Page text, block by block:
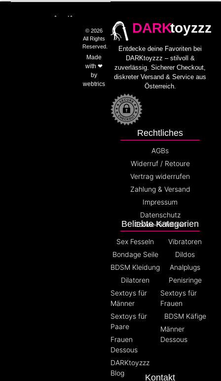
DARKtoyzzz
Entdecke deine Favoriten bei
DARKtoyzzz – stilvoll &
zuverlässig. Sicherer Checkout,
diskreter Versand & Service aus
Österreich.
Beliebte Kategorien
Sex Fesseln
Bondage Seile
BDSM Kleidung
Dilatoren
Sextoys für
Männer
Sextoys für
Paare
Frauen
Dessous
DARKtoyzzz
Blog
Vibratoren
Dildos
Analplugs
Penisringe
Sextoys für
Frauen
BDSM Käfige
Männer
Dessous
Rechtliches
AGBs
Widerruf / Retoure
Vertrag widerrufen
Zahlung & Versand
Impressum
Datenschutz
Cookie-Richtlinien
Kontakt
© 2026
All Rights
Reserved.
Made
with ❤
by
webtrics